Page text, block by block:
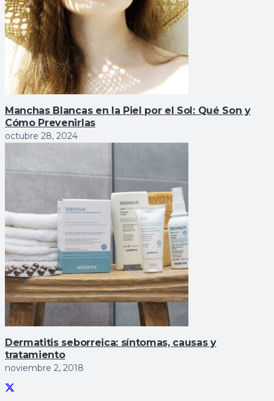
Manchas Blancas en la Piel por el Sol: Qué Son y
Cómo Prevenirlas
octubre 28, 2024
Dermatitis seborreica: sí­ntomas, causas y
tratamiento
noviembre 2, 2018